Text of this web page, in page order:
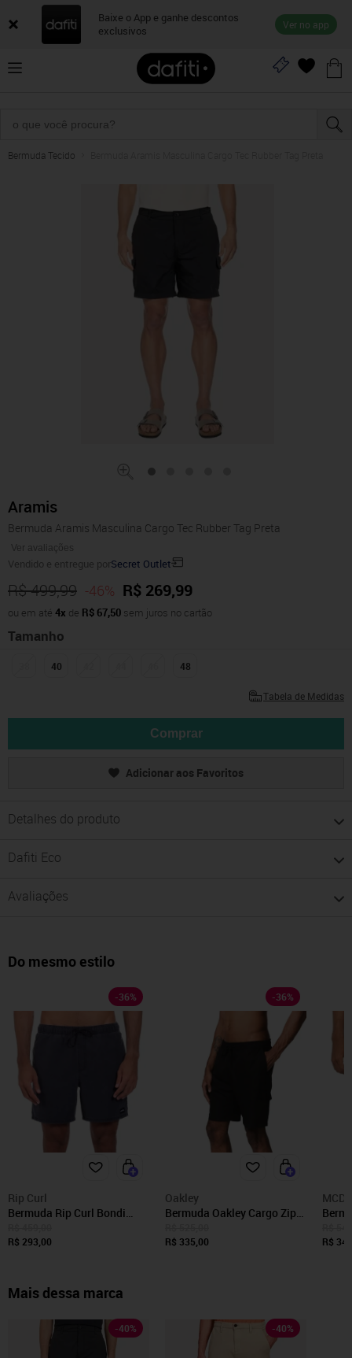
Baixe o App e ganhe descontos
exclusivos
Ver no app
Bermuda Tecido
Aramis
Bermuda Aramis Masculina Cargo Tec Rubber Tag Preta
Ver avaliações
Vendido e entregue porSecret Outlet
R$ 499,99 -46% R$ 269,99
ou em até 4x de R$ 67,50 sem juros no cartão
Tamanho
40 48
Tabela de Medidas
Comprar
Adicionar aos Favoritos
Detalhes do produto
Dafiti Eco
Avaliações
Do mesmo estilo
-36%
Rip Curl
Bermuda Rip Curl Bondi
Preto
R$ 293,00
-36%
Oakley
Bermuda Oakley Cargo Zip
Blackout
R$ 335,00
MCD
R$
Mais dessa marca
-40% -40%